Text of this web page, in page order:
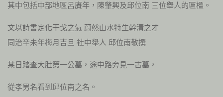
其中包括中部地區呂賡年，陳肇興及邱位南 三位舉人的匾楹。
文以詩書定化干戈之氣 蔚然山水特生幹清之才
同治辛未年梅月吉旦 社中舉人 邱位南敬撰
某日踏查大肚第一公墓，途中路旁見一古墓，
從孝男名看到邱位南之名。